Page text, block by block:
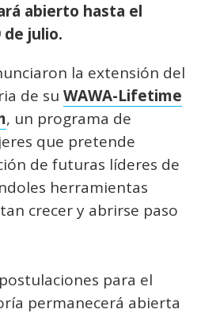
abierto hasta el
julio.
la extensión del
de su WAWA-Lifetime
, un programa de
que pretende
de futuras líderes de
herramientas
crecer y abrirse paso
para el
permanecerá abierta